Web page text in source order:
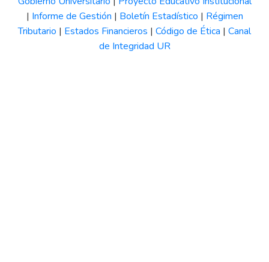
| Informe de Gestión | Boletín Estadístico | Régimen
Tributario | Estados Financieros | Código de Ética | Canal
de Integridad UR